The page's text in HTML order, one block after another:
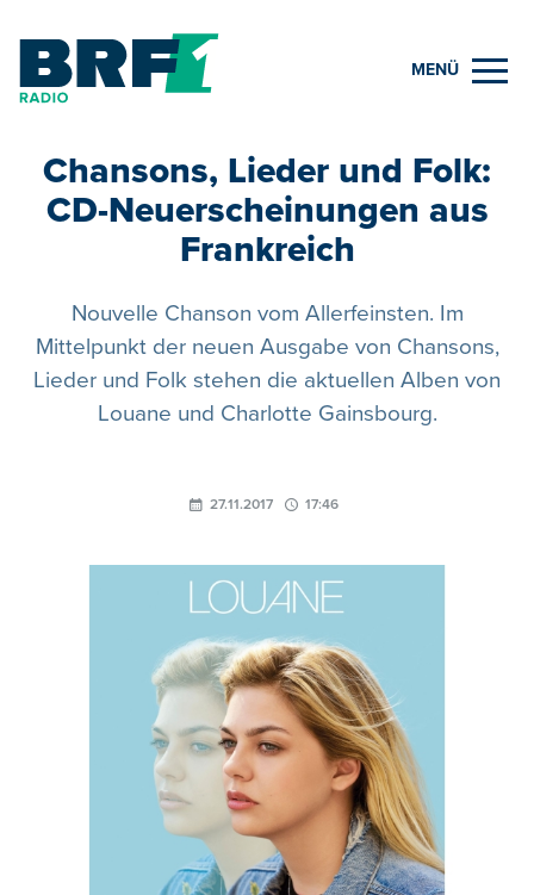
MENÜ
Chansons, Lieder und Folk:
CD-Neuerscheinungen aus
Frankreich
Nouvelle Chanson vom Allerfeinsten. Im
Mittelpunkt der neuen Ausgabe von Chansons,
Lieder und Folk stehen die aktuellen Alben von
Louane und Charlotte Gainsbourg.
27.11.2017 17:46